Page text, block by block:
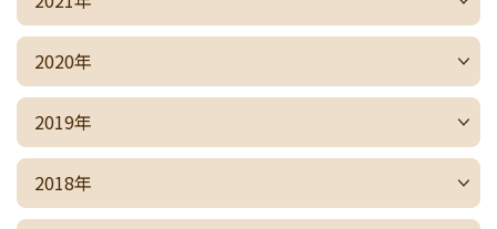
2020年
2019年
2018年